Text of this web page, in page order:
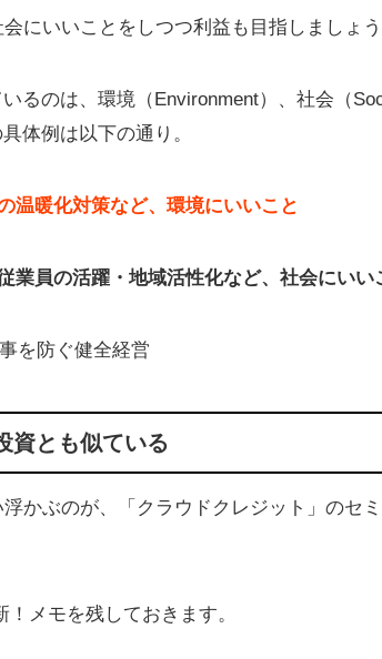
問題点（なぜ批判される
やる意味はあるのか
コロナ後のESG投資の現
にいいことをしつつ利益も目指しましょ
るのは、環境（Environment）、社会（
体例は以下の通り。
温暖化対策など、環境にいいこと
業員の活躍・地域活性化など、社会にいい
を防ぐ健全経営
資とも似ている
かぶのが、「クラウドクレジット」のセ
！メモを残しておきます。